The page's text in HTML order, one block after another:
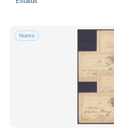
Nuevo